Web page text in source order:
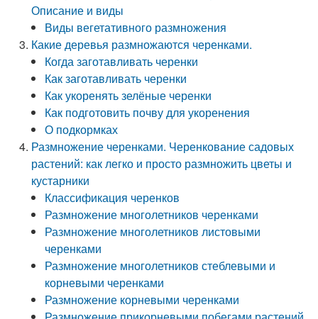
Описание и виды
Виды вегетативного размножения
Какие деревья размножаются черенками.
Когда заготавливать черенки
Как заготавливать черенки
Как укоренять зелёные черенки
Как подготовить почву для укоренения
О подкормках
Размножение черенками. Черенкование садовых
растений: как легко и просто размножить цветы и
кустарники
Классификация черенков
Размножение многолетников черенками
Размножение многолетников листовыми
черенками
Размножение многолетников стеблевыми и
корневыми черенками
Размножение корневыми черенками